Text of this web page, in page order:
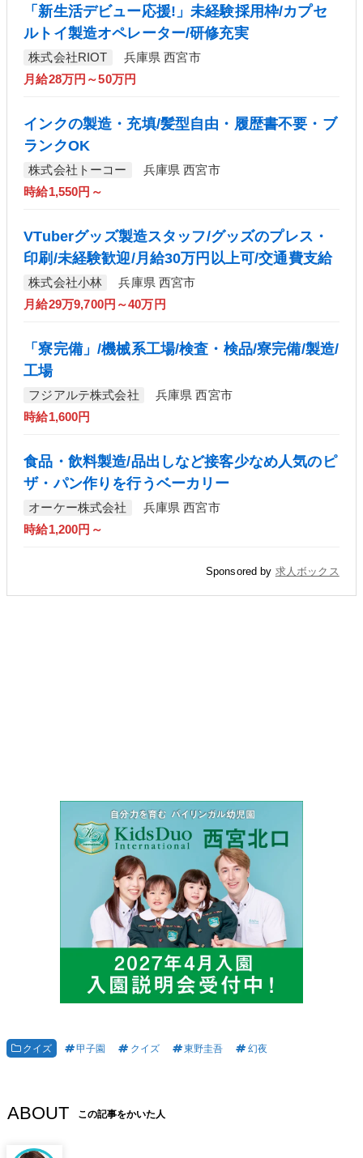
「新生活デビュー応援!」未経験採用枠/カプセ
ルトイ製造オペレーター/研修充実
株式会社RIOT
兵庫県 西宮市
月給28万円～50万円
インクの製造・充填/髪型自由・履歴書不要・ブ
ランクOK
株式会社トーコー
兵庫県 西宮市
時給1,550円～
VTuberグッズ製造スタッフ/グッズのプレス・
印刷/未経験歓迎/月給30万円以上可/交通費支給
株式会社小林
兵庫県 西宮市
月給29万9,700円～40万円
「寮完備」/機械系工場/検査・検品/寮完備/製造/
工場
フジアルテ株式会社
兵庫県 西宮市
時給1,600円
食品・飲料製造/品出しなど接客少なめ人気のピ
ザ・パン作りを行うベーカリー
オーケー株式会社
兵庫県 西宮市
時給1,200円～
Sponsored by 求人ボックス
クイズ 甲子園 クイズ 東野圭吾 幻夜
ABOUT この記事をかいた人